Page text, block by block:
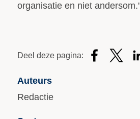
organisatie en niet andersom.'
Auteurs
Redactie